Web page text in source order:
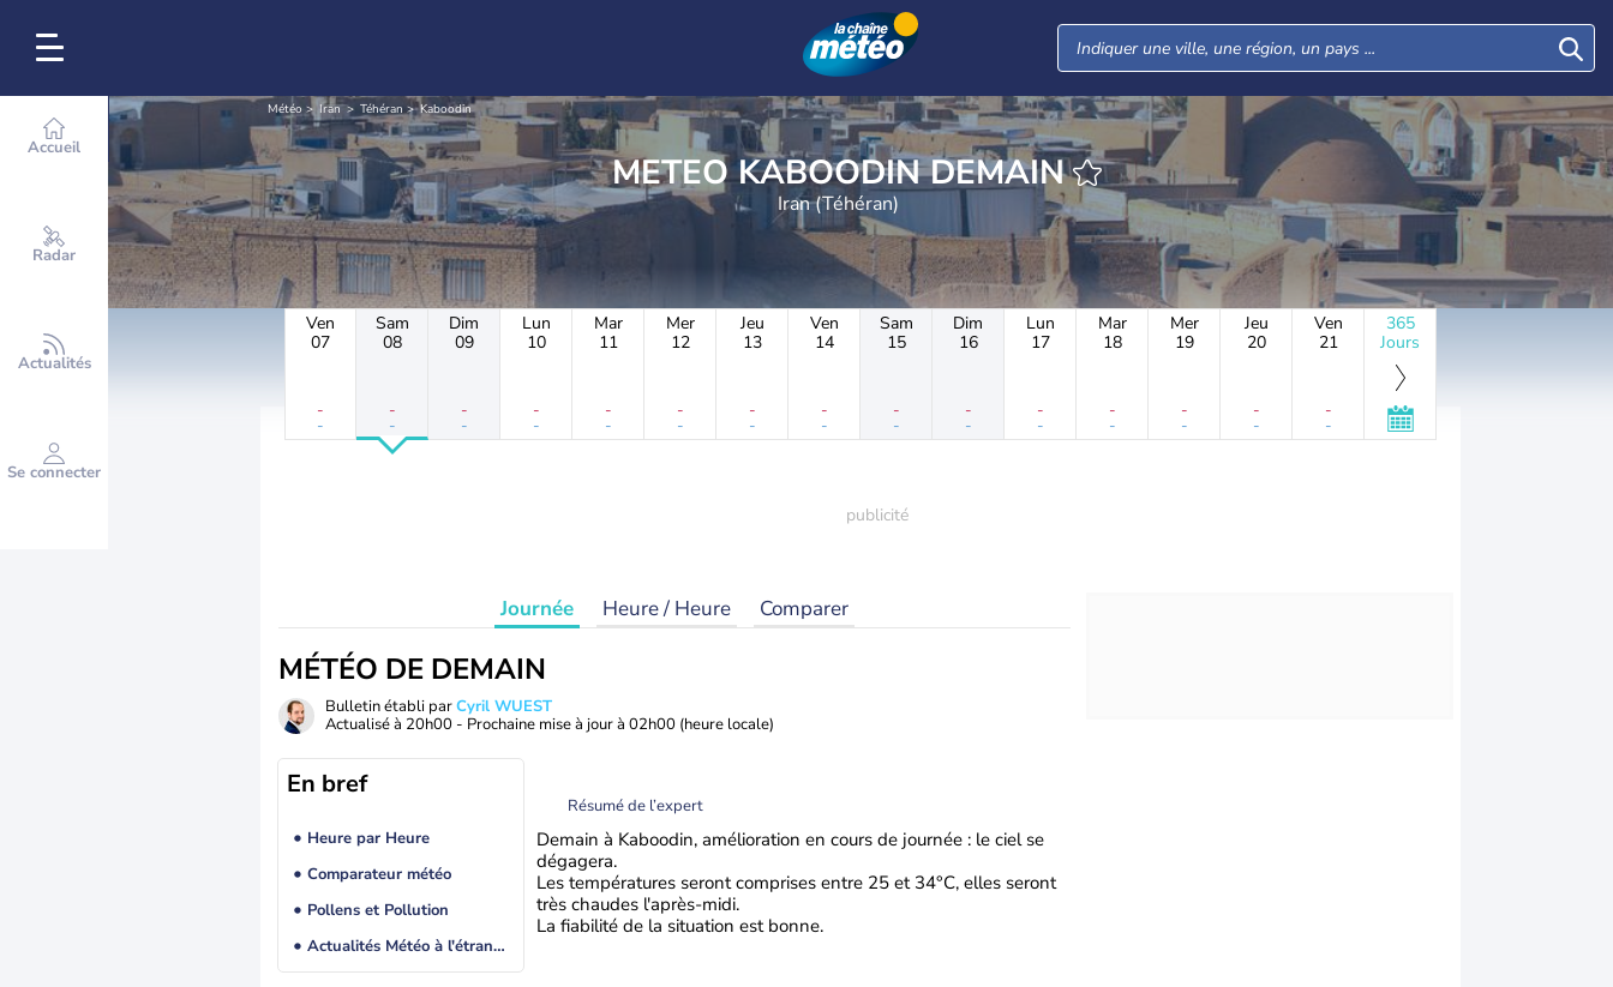
Accueil
Radar
Actualités
Se connecter
Météo Iran Téhéran Kaboodin
METEO KABOODIN DEMAIN
Iran (Téhéran)
Ven
07
-
-
Sam
08
-
-
Dim
09
-
-
Lun
10
-
-
Mar
11
-
-
Mer
12
-
-
Jeu
13
-
-
Ven
14
-
-
Sam
15
-
-
Dim
16
-
-
Lun
17
-
-
Mar
18
-
-
Mer
19
-
-
Jeu
20
-
-
Ven
21
-
-
365
Jours
Journée Heure / Heure Comparer
MÉTÉO DE DEMAIN
Bulletin établi parCyril WUEST
Actualisé à 20h00 - Prochaine mise à jour à 02h00 (heure locale)
En bref
Heure par Heure
Comparateur météo
Pollens et Pollution
Actualités Météo à l'étranger
Résumé de l’expert
Demain à Kaboodin, amélioration en cours de journée : le ciel se
dégagera.
Les températures seront comprises entre 25 et 34°C, elles seront
très chaudes l'après-midi.
La fiabilité de la situation est bonne.